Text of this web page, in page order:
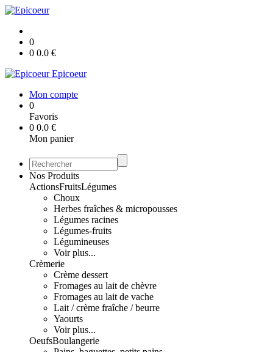
0
0 0.0 €
Epicoeur
Mon compte
0
Favoris
0 0.0 €
Mon panier
Nos Produits
ActionsFruitsLégumes
Choux
Herbes fraîches & micropousses
Légumes racines
Légumes-fruits
Légumineuses
Voir plus...
Crèmerie
Crème dessert
Fromages au lait de chèvre
Fromages au lait de vache
Lait / crème fraîche / beurre
Yaourts
Voir plus...
OeufsBoulangerie